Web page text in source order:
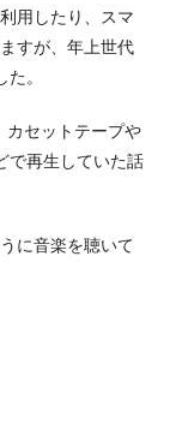
用したり、スマ
すが、年上世代
。
カセットテープや
で再生していた話
に音楽を聴いて